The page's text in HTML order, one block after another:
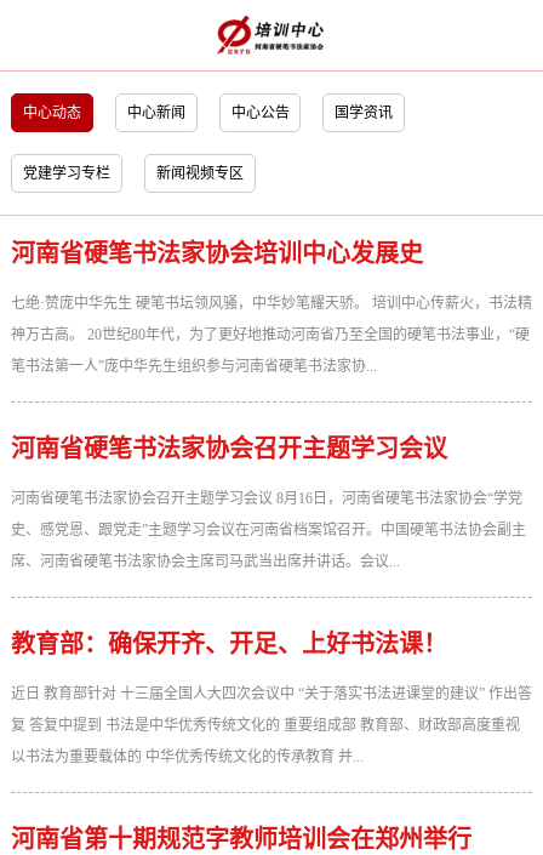
中心动态 中心新闻 中心公告 国学资讯
党建学习专栏 新闻视频专区
河南省硬笔书法家协会培训中心发展史
七绝·赞庞中华先生 硬笔书坛领风骚，中华妙笔耀天骄。 培训中心传薪火，书法精
神万古高。 20世纪80年代，为了更好地推动河南省乃至全国的硬笔书法事业，“硬
笔书法第一人”庞中华先生组织参与河南省硬笔书法家协...
河南省硬笔书法家协会召开主题学习会议
河南省硬笔书法家协会召开主题学习会议 8月16日，河南省硬笔书法家协会“学党
史、感党恩、跟党走”主题学习会议在河南省档案馆召开。中国硬笔书法协会副主
席、河南省硬笔书法家协会主席司马武当出席并讲话。会议...
教育部：确保开齐、开足、上好书法课！
近日 教育部针对 十三届全国人大四次会议中 “关于落实书法进课堂的建议” 作出答
复 答复中提到 书法是中华优秀传统文化的 重要组成部 教育部、财政部高度重视
以书法为重要载体的 中华优秀传统文化的传承教育 并...
河南省第十期规范字教师培训会在郑州举行